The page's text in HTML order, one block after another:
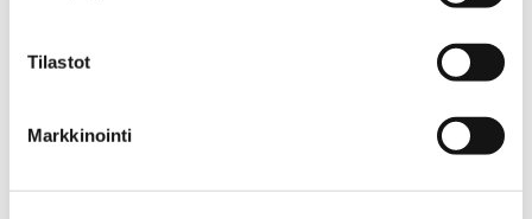
Tilastot
Markkinointi
PORIGINAL - HAKU